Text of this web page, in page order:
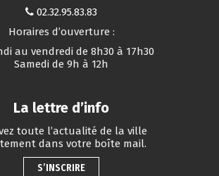
02.32.95.83.83
Horaires d’ouverture :
au vendredi de 8h30 à 17h30
Samedi de 9h à 12h
La lettre d’info
toute l’actualité de la ville
dans votre boîte mail.
S’INSCRIRE